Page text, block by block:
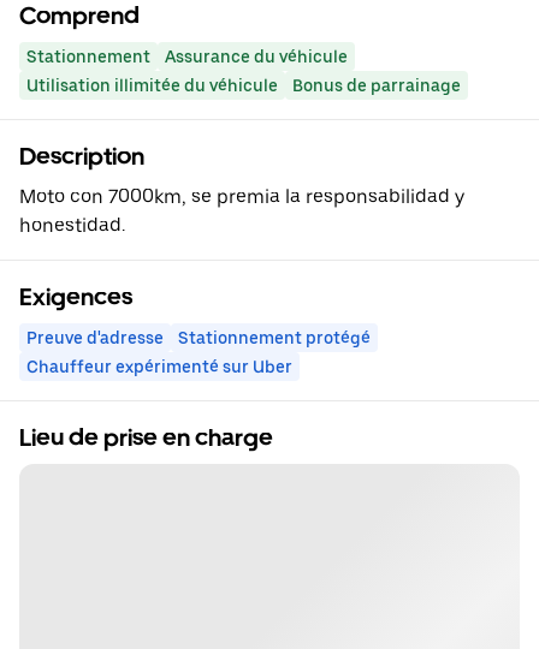
Comprend
Stationnement
Assurance du véhicule
Utilisation illimitée du véhicule
Bonus de parrainage
Description
Moto con 7000km, se premia la responsabilidad y
honestidad.
Exigences
Preuve d'adresse
Stationnement protégé
Chauffeur expérimenté sur Uber
Lieu de prise en charge